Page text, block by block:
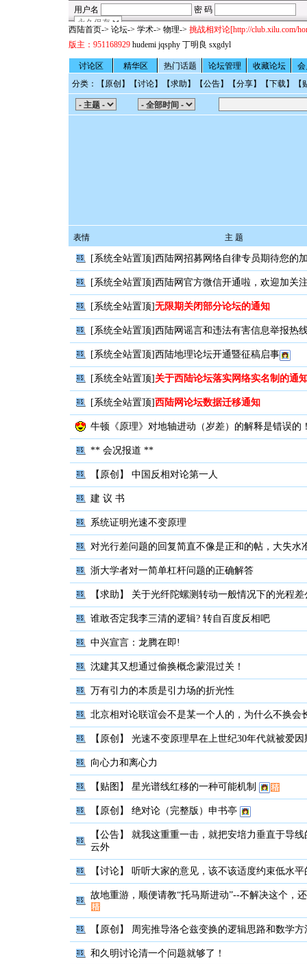
西陆首页->论坛->学术-> 物理->挑战相对论[http://club.xilu.com/
版主：951168929 hudemi jqsphy 丁明良 sxgdyl
讨论区 精华区 热门话题 论坛管理 收藏论坛
分类：【 原创 】【讨论】【求助 】【公告】【分享】【下载】【
表情 主 题
[系统全站置顶]西陆网招募网络自律专员期待您的
[系统全站置顶]西陆网官方微信开通啦，欢迎加关
[系统全站置顶]无限期关闭部分论坛的通知
[系统全站置顶]西陆网谣言和违法有害信息举报热
[系统全站置顶]西陆地理论坛开通暨征稿启事
[系统全站置顶] 关于西陆论坛落实网络实名制的通
[系统全站置顶]西陆网论坛数据迁移通知
牛顿《原理》对地轴进动（岁差）的解释是错误的
** 会况报道 **
【原创】 中国反相对论第一人
建 议 书
系统证明光速不变原理
对光行差问题的回复简直不像是正和的帖，大失水
浙大学者对一简单杠杆问题的正确解答
【求助】 关于光纤陀螺测转动一般情况下的光程
谁敢否定我李三清的逻辑? 转自百度反相吧
中兴宣言：龙腾在即!
沈建其又想通过偷换概念蒙混过关！
万有引力的本质是引力场的折光性
北京相对论联谊会不是某一个人的，为什么不换会
【原创】 光速不变原理早在上世纪30年代就被爱
向心力和离心力
【贴图】 星光谱线红移的一种可能机制
【原创】 绝对论（完整版）申书亭
【公告】
就我这重重一击，就把安培力垂直于导
云外
【讨论】 听听大家的意见，该不该适度约束低水平
故地重游，顺便请教“托马斯进动”--不解决这个，
【原创】 周宪推导洛仑兹变换的逻辑思路和数学方
和久明讨论清一个问题就够了！